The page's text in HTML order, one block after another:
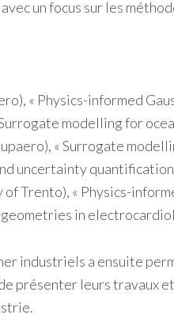
un focus sur les
« Physics-informed
modelling for
« Surrogate
uncertainty quantification
Trento), « Physics-
in
industriels a ensuite
présenter leurs travaux